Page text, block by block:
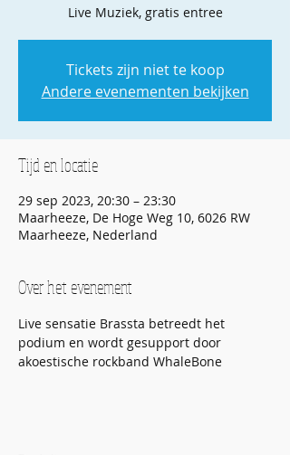
Live Muziek, gratis entree
Tickets zijn niet te koop
Andere evenementen bekijken
Tijd en locatie
29 sep 2023, 20:30 – 23:30
Maarheeze, De Hoge Weg 10, 6026 RW
Maarheeze, Nederland
Over het evenement
Live sensatie Brassta betreedt het
podium en wordt gesupport door
akoestische rockband WhaleBone